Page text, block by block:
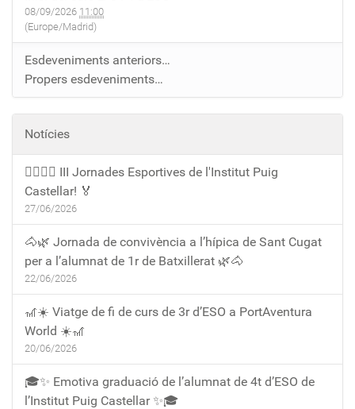
08/09/2026 11:00
(Europe/Madrid)
Esdeveniments anteriors…
Propers esdeveniments…
Notícies
🏃‍♀️🏃‍♂️ III Jornades Esportives de l'Institut Puig
Castellar! 🏅
27/06/2026
🐴🌿 Jornada de convivència a l’hípica de Sant Cugat
per a l’alumnat de 1r de Batxillerat 🌿🐴
22/06/2026
🎢☀️ Viatge de fi de curs de 3r d’ESO a PortAventura
World ☀️🎢
20/06/2026
🎓✨ Emotiva graduació de l’alumnat de 4t d’ESO de
l’Institut Puig Castellar ✨🎓